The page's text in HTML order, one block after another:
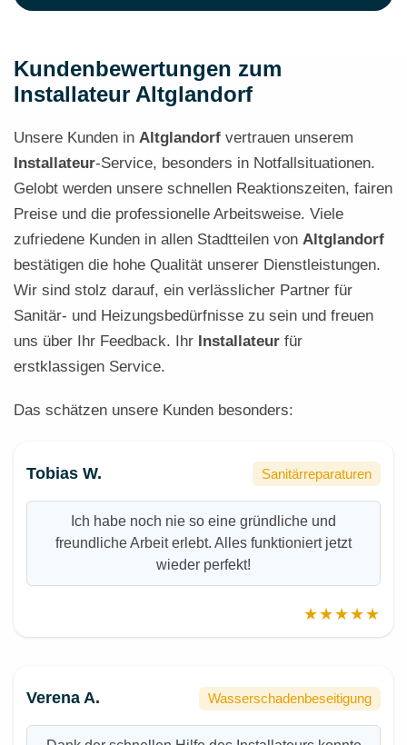
Kundenbewertungen zum
Installateur Altglandorf
Unsere Kunden in Altglandorf vertrauen unserem
Installateur-Service, besonders in Notfallsituationen.
Gelobt werden unsere schnellen Reaktionszeiten, fairen
Preise und die professionelle Arbeitsweise. Viele
zufriedene Kunden in allen Stadtteilen von Altglandorf
bestätigen die hohe Qualität unserer Dienstleistungen.
Wir sind stolz darauf, ein verlässlicher Partner für
Sanitär- und Heizungsbedürfnisse zu sein und freuen
uns über Ihr Feedback. Ihr Installateur für
erstklassigen Service.
Das schätzen unsere Kunden besonders:
Tobias W. Sanitärreparaturen
Ich habe noch nie so eine gründliche und
freundliche Arbeit erlebt. Alles funktioniert jetzt
wieder perfekt!
★★★★★
Verena A. Wasserschadenbeseitigung